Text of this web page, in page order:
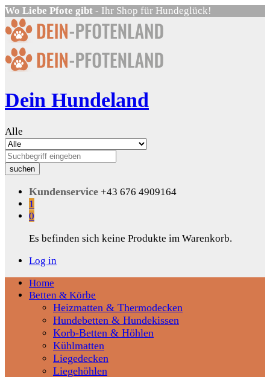
Wo Liebe Pfote gibt - Ihr Shop für Hundeglück!
Dein Hundeland
Alle
suchen
Kundenservice +43 676 4909164
1
0
Es befinden sich keine Produkte im Warenkorb.
Log in
Home
Betten & Körbe
Heizmatten & Thermodecken
Hundebetten & Hundekissen
Korb-Betten & Höhlen
Kühlmatten
Liegedecken
Liegehöhlen